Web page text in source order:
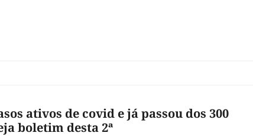
ativos de covid e já passou dos 300
boletim desta 2ª